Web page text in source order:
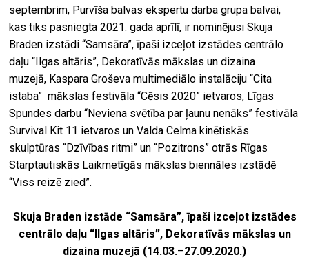
meklēt
septembrim, Purvīša balvas ekspertu darba grupa balvai,
kas tiks pasniegta 2021. gada aprīlī, ir nominējusi Skuja
Braden izstādi “Samsāra”, īpaši izceļot izstādes centrālo
daļu “Ilgas altāris”, Dekoratīvās mākslas un dizaina
muzejā, Kaspara Groševa multimediālo instalāciju “Cita
istaba” mākslas festivāla “Cēsis 2020” ietvaros, Līgas
Spundes darbu “Neviena svētība par ļaunu nenāks” festivāla
Survival Kit 11 ietvaros un Valda Celma kinētiskās
skulptūras “Dzīvības ritmi” un “Pozitrons” otrās Rīgas
Starptautiskās Laikmetīgās mākslas biennāles izstādē
“Viss reizē zied”.
Skuja Braden izstāde “Samsāra”, īpaši izceļot izstādes
centrālo daļu “Ilgas altāris”, Dekoratīvās mākslas un
dizaina muzejā (14.03.–27.09.2020.)